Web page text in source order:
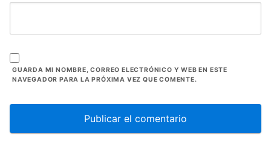
GUARDA MI NOMBRE, CORREO ELECTRÓNICO Y WEB EN ESTE
NAVEGADOR PARA LA PRÓXIMA VEZ QUE COMENTE.